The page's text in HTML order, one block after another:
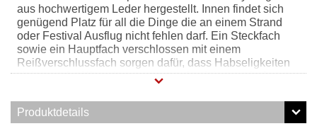
aus hochwertigem Leder hergestellt. Innen findet sich
genügend Platz für all die Dinge die an einem Strand
oder Festival Ausflug nicht fehlen darf. Ein Steckfach
sowie ein Hauptfach verschlossen mit einem
Reißverschlussfach sorgen dafür, dass Habseligkeiten
sicher und griffbereit verstaut werden können. Außen
weiteren Stauraum. außen überzeugt diese Gürteltasche
die auch als Umhängetasche genutzt werden kann mit
Produktdetails